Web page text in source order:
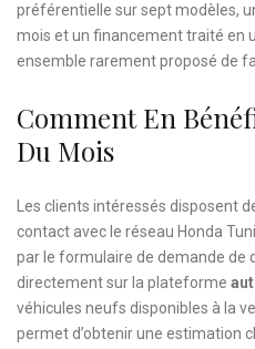
préférentielle sur sept modèles,
mois et un financement traité en
ensemble rarement proposé de
Comment En
Du Mois
Les clients intéressés disposent
contact avec le réseau Honda
par le formulaire de demande de
directement sur la plateforme
véhicules neufs disponibles à la
permet d’obtenir une estimation